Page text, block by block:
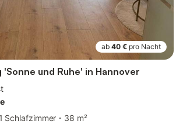
ab 40 € pro Nacht
'Sonne und Ruhe' in Hannover
1 Schlafzimmer
38 m²